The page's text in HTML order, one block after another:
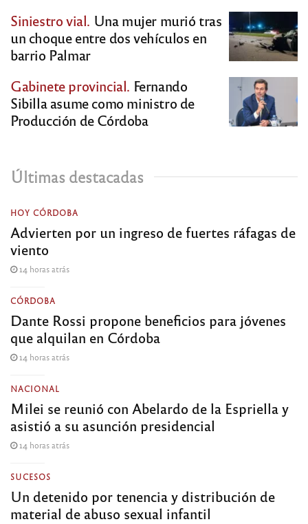
Siniestro vial. Una mujer murió tras
un choque entre dos vehículos en
barrio Palmar
Gabinete provincial. Fernando
Sibilla asume como ministro de
Producción de Córdoba
Últimas destacadas
HOY CÓRDOBA
Advierten por un ingreso de fuertes ráfagas de
viento
14 horas atrás
CÓRDOBA
Dante Rossi propone beneficios para jóvenes
que alquilan en Córdoba
14 horas atrás
NACIONAL
Milei se reunió con Abelardo de la Espriella y
asistió a su asunción presidencial
14 horas atrás
SUCESOS
Un detenido por tenencia y distribución de
material de abuso sexual infantil